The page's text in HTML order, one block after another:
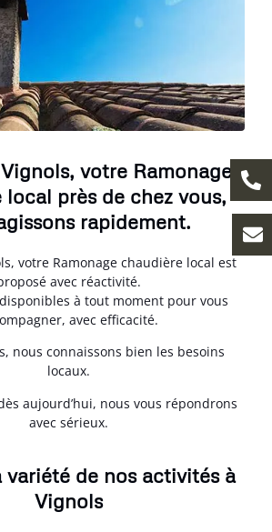
votre Ramonage
près de chez vous,
rapidement.
votre Ramonage chaudière local est
avec réactivité.
à tout moment pour vous
avec efficacité.
nous connaissons bien les besoins
locaux.
aujourd’hui, nous vous répondrons
avec sérieux.
variété de nos activités à
Vignols